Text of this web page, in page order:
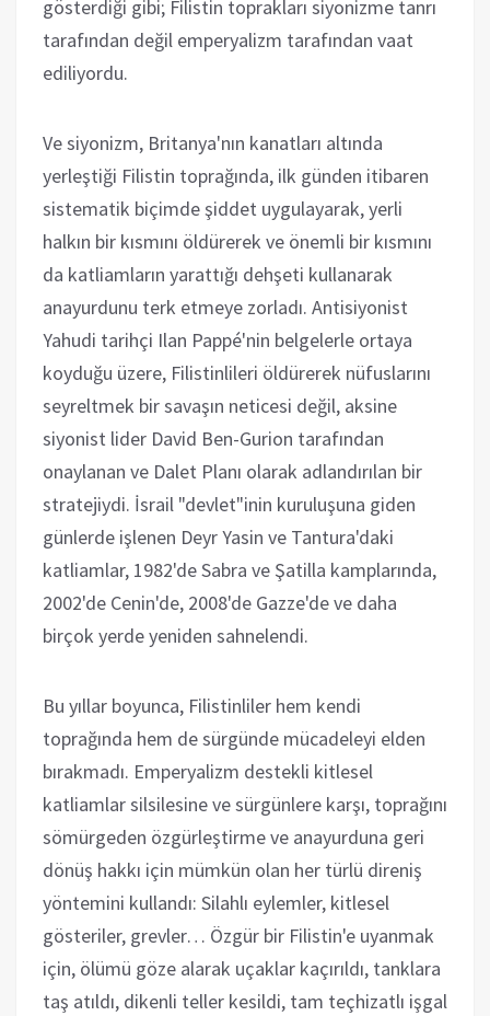
gösterdiği gibi; Filistin toprakları siyonizme tanrı
tarafından değil emperyalizm tarafından vaat
ediliyordu.
Ve siyonizm, Britanya'nın kanatları altında
yerleştiği Filistin toprağında, ilk günden itibaren
sistematik biçimde şiddet uygulayarak, yerli
halkın bir kısmını öldürerek ve önemli bir kısmını
da katliamların yarattığı dehşeti kullanarak
anayurdunu terk etmeye zorladı. Antisiyonist
Yahudi tarihçi Ilan Pappé'nin belgelerle ortaya
koyduğu üzere, Filistinlileri öldürerek nüfuslarını
seyreltmek bir savaşın neticesi değil, aksine
siyonist lider David Ben-Gurion tarafından
onaylanan ve Dalet Planı olarak adlandırılan bir
stratejiydi. İsrail "devlet"inin kuruluşuna giden
günlerde işlenen Deyr Yasin ve Tantura'daki
katliamlar, 1982'de Sabra ve Şatilla kamplarında,
2002'de Cenin'de, 2008'de Gazze'de ve daha
birçok yerde yeniden sahnelendi.
Bu yıllar boyunca, Filistinliler hem kendi
toprağında hem de sürgünde mücadeleyi elden
bırakmadı. Emperyalizm destekli kitlesel
katliamlar silsilesine ve sürgünlere karşı, toprağını
sömürgeden özgürleştirme ve anayurduna geri
dönüş hakkı için mümkün olan her türlü direniş
yöntemini kullandı: Silahlı eylemler, kitlesel
gösteriler, grevler… Özgür bir Filistin'e uyanmak
için, ölümü göze alarak uçaklar kaçırıldı, tanklara
taş atıldı, dikenli teller kesildi, tam teçhizatlı işgal